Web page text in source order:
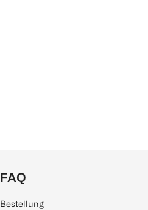
FAQ
Bestellung